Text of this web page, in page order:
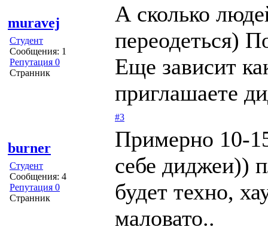
muravej
Студент
Сообщения: 1
Репутация 0
Странник
А сколько
переодеться)
Еще зависит
приглашаете
burner
Студент
Сообщения: 4
Репутация 0
Странник
#3
Примерно 10-
себе диджеи))
будет техно,
маловато..